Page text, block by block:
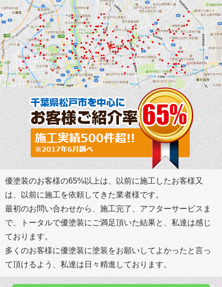
優塗装のお客様の65%以上は、以前に施工したお客様又
は、以前に施工を依頼してきた業者様です。
最初のお問い合わせから、施工完了、アフターサービスま
で、トータルで優塗装にご満足頂いた結果と、私達は感じ
ております。
多くのお客様に優塗装に塗装をお願いしてよかったと言っ
て頂けるよう、私達は日々精進しております。